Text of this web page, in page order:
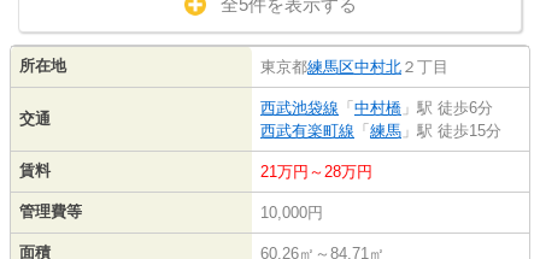
全5件を表示する
所在地 東京都練馬区中村北 ２丁目
交通
西武池袋線 「 中村橋 」駅 徒歩6分
西武有楽町線 「 練馬 」駅 徒歩15分
賃料 21万円～28万円
管理費等 10,000円
面積 60.26㎡～84.71㎡